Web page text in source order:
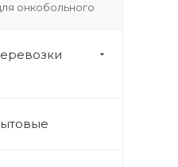
онкобольного